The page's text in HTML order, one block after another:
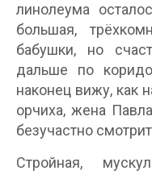
линолеума
большая,
бабушки, но
дальше по
наконец вижу, как
орчиха, жена
безучастно
Стройная,